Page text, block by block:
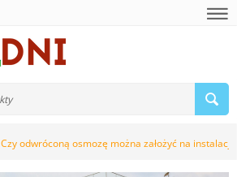
Czy odwróconą osmozę można założyć na